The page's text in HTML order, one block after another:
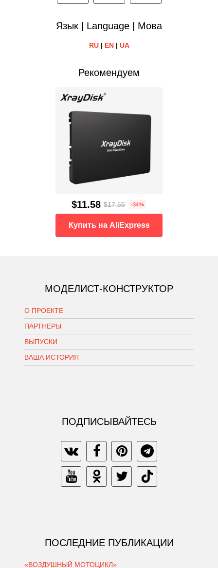
Язык | Language | Мова
RU| EN| UA
Рекомендуем
$11.58 $17.55 -34%
Купить на AliExpress
МОДЕЛИСТ-КОНСТРУКТОР
О ПРОЕКТЕ
ПАРТНЕРЫ
ВЫПУСКИ
ВАША ИСТОРИЯ
ПОДПИСЫВАЙТЕСЬ
ПОСЛЕДНИЕ ПУБЛИКАЦИИ
«ВОЗДУШНЫЙ МОТОЦИКЛ»